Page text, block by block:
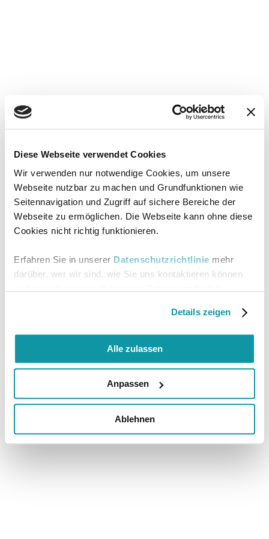
Diese Webseite verwendet Cookies
Wir verwenden nur notwendige Cookies, um unsere
Webseite nutzbar zu machen und Grundfunktionen wie
Seitennavigation und Zugriff auf sichere Bereiche der
Webseite zu ermöglichen. Die Webseite kann ohne diese
Cookies nicht richtig funktionieren.
Erfahren Sie in unserer Datenschutzrichtlinie mehr
darüber, wer wir sind, wie Sie uns kontaktieren können
Details zeigen
Alle zulassen
Anpassen
Ablehnen